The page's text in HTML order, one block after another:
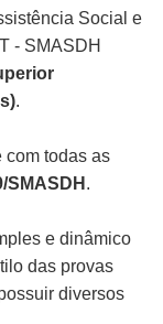
Social e
- SMASDH
.
com todas as
SMASDH .
e dinâmico
das provas
diversos